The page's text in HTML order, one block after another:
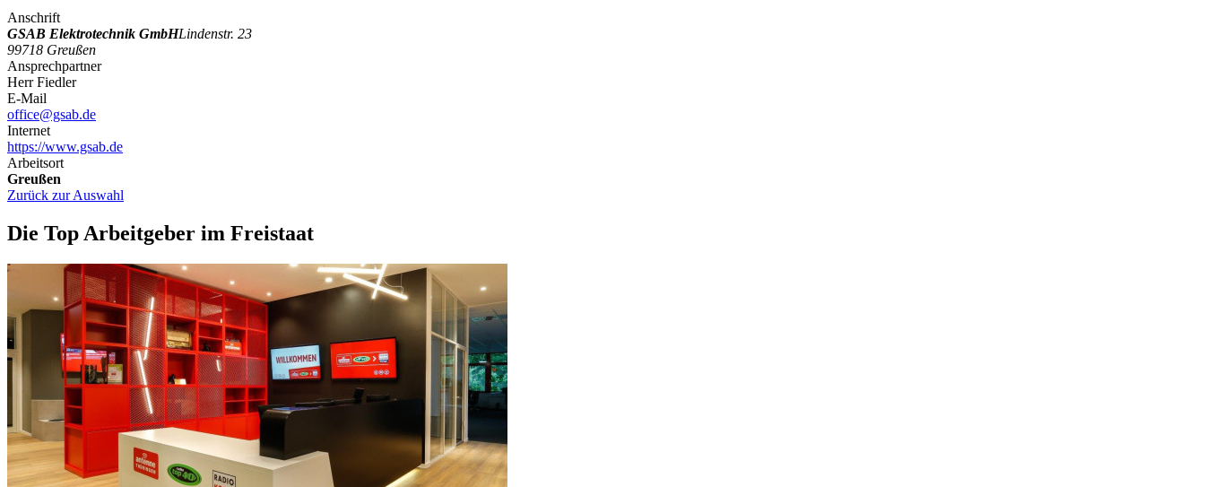
Anschrift
GSAB Elektrotechnik GmbHLindenstr. 23
99718 Greußen
Ansprechpartner
Herr Fiedler
E-Mail
office@gsab.de
Internet
https://www.gsab.de
Arbeitsort
Greußen
Zurück zur Auswahl
Die Top Arbeitgeber im Freistaat